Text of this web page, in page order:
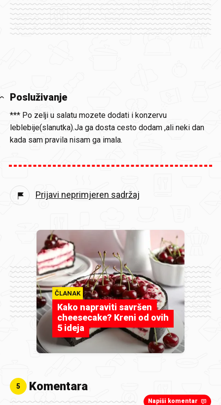
Posluživanje
*** Po zelji u salatu mozete dodati i konzervu
leblebije(slanutka).Ja ga dosta cesto dodam ,ali neki dan
kada sam pravila nisam ga imala.
Prijavi neprimjeren sadržaj
ČLANAK
Kako napraviti savršen
cheesecake? Kreni od ovih
5 ideja
5 Komentara
Napiši komentar